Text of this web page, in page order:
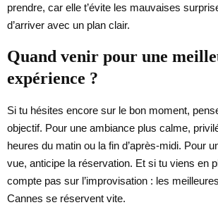
prendre, car elle t’évite les mauvaises
d’arriver avec un plan clair.
Quand venir pour une
expérience ?
Si tu hésites encore sur le bon moment,
objectif. Pour une ambiance plus calme,
heures du matin ou la fin d’après-midi. Pour
vue, anticipe la réservation. Et si tu viens en
compte pas sur l’improvisation : les
Cannes se réservent vite.